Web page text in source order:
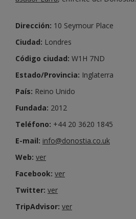
Dirección: 10 Seymour Place
Ciudad: Londres
Código ciudad: W1H 7ND
Estado/Provincia: Inglaterra
País: Reino Unido
Fundada: 2012
Teléfono: +44 20 3620 1845
E-mail: info@donostia.co.uk
Web: ver
Facebook: ver
Twitter: ver
TripAdvisor: ver